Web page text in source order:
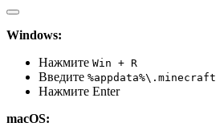
Windows:
Нажмите Win + R
Введите %appdata%\.minecraft
Нажмите Enter
macOS: